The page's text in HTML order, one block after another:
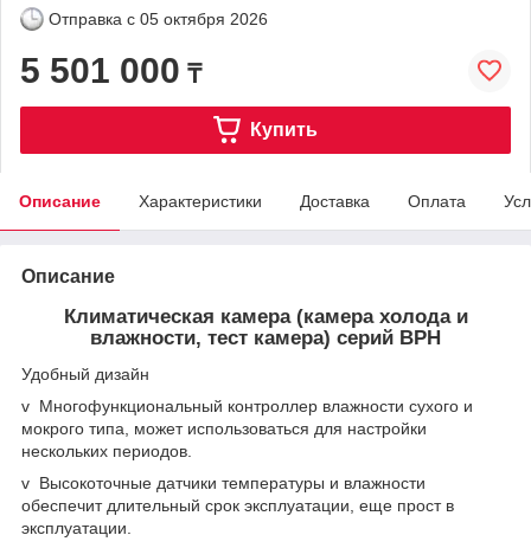
Отправка с 05 октября 2026
5 501 000 ₸
Купить
Описание Характеристики Доставка Оплата
Описание
Климатическая камера (камера холода и
влажности, тест камера) серий BPH
Удобный дизайн
v Многофункциональный контроллер влажности сухого и
мокрого типа, может использоваться для настройки
нескольких периодов.
v Высокоточные датчики температуры и влажности
обеспечит длительный срок эксплуатации, еще прост в
эксплуатации.